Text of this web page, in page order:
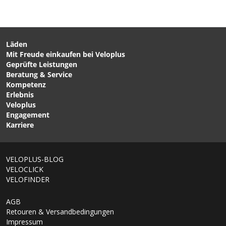
CHF 69.90
E-Pact Youth, Ellbogen
Schwarz von ION
CHF 79.90
Läden
Mit Freude einkaufen bei Veloplus
Geprüfte Leistungen
Beratung & Service
Kompetenz
Erlebnis
Veloplus
Engagement
Karriere
VELOPLUS-BLOG
VELOCLICK
VELOFINDER
AGB
Retouren & Versandbedingungen
Impressum